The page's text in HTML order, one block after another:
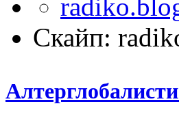
Скайп: